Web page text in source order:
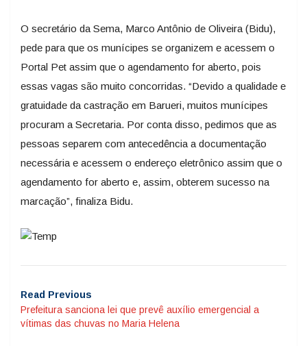
O secretário da Sema, Marco Antônio de Oliveira (Bidu),
pede para que os munícipes se organizem e acessem o
Portal Pet assim que o agendamento for aberto, pois
essas vagas são muito concorridas. “Devido a qualidade e
gratuidade da castração em Barueri, muitos munícipes
procuram a Secretaria. Por conta disso, pedimos que as
pessoas separem com antecedência a documentação
necessária e acessem o endereço eletrônico assim que o
agendamento for aberto e, assim, obterem sucesso na
marcação”, finaliza Bidu.
Read Previous
Prefeitura sanciona lei que prevê auxílio emergencial a
vítimas das chuvas no Maria Helena